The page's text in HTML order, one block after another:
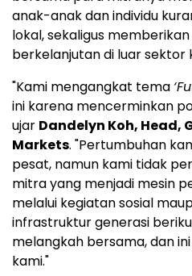
anak-anak dan individu
lokal, sekaligus
berkelanjutan di luar sektor
"Kami mengangkat tema
ini karena mencerminkan
ujar Dandelyn Koh, Head,
Markets. "Pertumbuhan
pesat, namun kami tidak
mitra yang menjadi mesin
melalui kegiatan sosial
infrastruktur generasi
melangkah bersama, dan
kami."